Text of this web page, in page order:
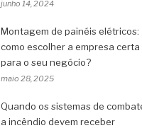
junho 14, 2024
Montagem de painéis elétricos:
como escolher a empresa certa
para o seu negócio?
maio 28, 2025
Quando os sistemas de
a incêndio devem receber